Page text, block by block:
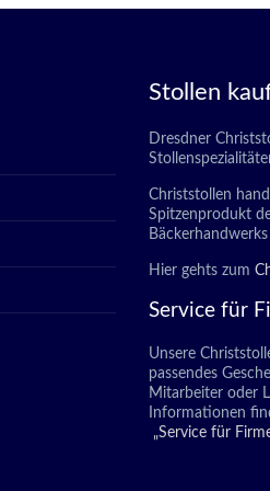
Stollen
Dresdner
Christstollen
Spitzenprodukt
Hier gehts zum
Service für
Unsere
passendes
Mitarbeiter oder
Informationen
„Service für